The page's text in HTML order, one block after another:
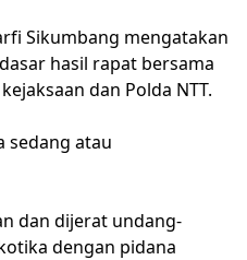
Sikumbang mengatakan
hasil rapat bersama
dan Polda NTT.
sedang atau
dan dijerat undang-
dengan pidana